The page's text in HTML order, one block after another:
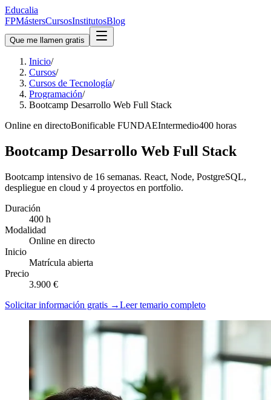
Educalia
FPMástersCursosInstitutosBlog
Que me llamen gratis
Inicio/
Cursos/
Cursos de Tecnología/
Programación/
Bootcamp Desarrollo Web Full Stack
Online en directoBonificable FUNDAEIntermedio400 horas
Bootcamp Desarrollo Web Full Stack
Bootcamp intensivo de 16 semanas. React, Node, PostgreSQL,
despliegue en cloud y 4 proyectos en portfolio.
Duración
400 h
Modalidad
Online en directo
Inicio
Matrícula abierta
Precio
3.900 €
Solicitar información gratis →Leer temario completo